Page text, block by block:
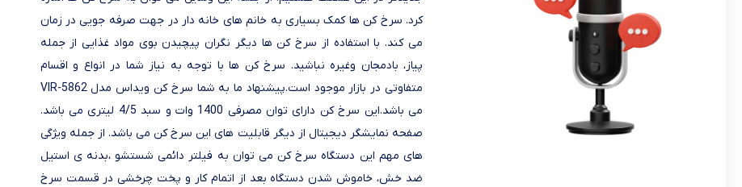
کرد. سرخ کن ها کمک بسیاری به خانم های خانه دار در جهت صرفه جویی در زمان
می کند. با استفاده از سرخ کن ها دیگر نگران پیچیدن بوی مواد غذایی از جمله
پیاز، بادمجان وغیره نباشید. سرخ کن ها با توجه به نیاز شما در انواع و اقسام
متفاوتی در بازار موجود است.پیشنهاد ما به شما سرخ کن ویداس مدل VIR-5862
می باشد.این سرخ کن دارای توان مصرفی 1400 وات و سبد 4/5 لیتری می باشد.
صفحه نمایشگر دیجیتال از دیگر قابلیت های این سرخ کن می باشد. از جمله ویژگی
های مهم این دستگاه سرخ کن می توان به فیلتر دائمی شستشو ،بدنه ی استیل
ضد خش، خاموش شدن دستگاه بعد از اتمام کار و پخت چرخشی در قسمت سرخ